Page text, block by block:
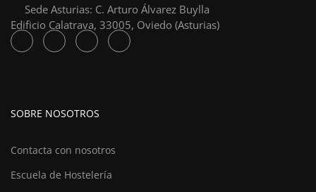
Sede Asturias: C. Arturo Álvarez Buylla
Edificio Calatrava, 33005, Oviedo (Asturias)
SOBRE NOSOTROS
Contacta con nosotros
Escuela de Hostelería